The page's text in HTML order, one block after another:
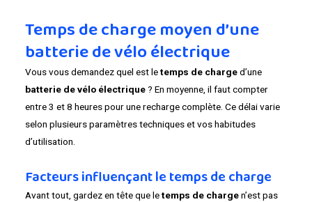
Temps de charge moyen d’une
batterie de vélo électrique
Vous vous demandez quel est letemps de charged’une
batterie de vélo électrique? En moyenne, il faut compter
entre 3 et 8 heures pour une recharge complète. Ce délai varie
selon plusieurs paramètres techniques et vos habitudes
d’utilisation.
Facteurs influençant le temps de charge
Avant tout, gardez en tête que letemps de chargen’est pas